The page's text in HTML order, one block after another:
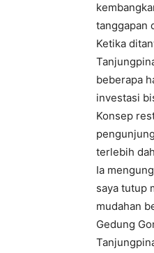
tanggapan
Ketika
beberapa
investasi
Konsep
terlebih
Ia
saya tutup
mudahan
Gedung